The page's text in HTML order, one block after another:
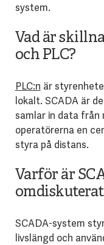
system.
Vad är
och PLC?
PLC:n är
lokalt. SCADA är
samlar in data från
operatörerna en
styra på distans.
Varför är
SCADA-system
livslängd och